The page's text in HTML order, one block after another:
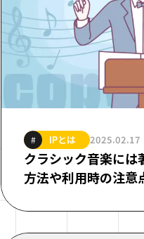
# IPとは 2025.02.17
クラシック音楽には
方法や利用時の注意